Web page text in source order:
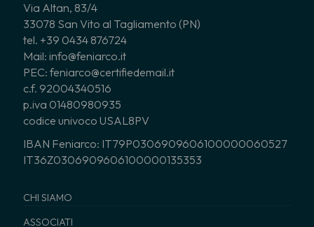
Via Altan, 83/4
33078 San Vito al Tagliamento (PN)
tel. +39 0434 876724
Mail: info@feniarco.it
PEC: feniarco@certifiedemail.it
c.f. 92004340516
p.iva 01480980935
codice univoco USAL8PV
IBAN Feniarco: IT79P0306909606100000060527
IT36Z0306909606100000135353
CHI SIAMO
ASSOCIATI